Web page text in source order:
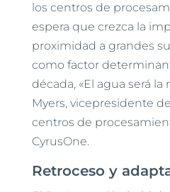
los centros de
espera que crezca la
proximidad a grandes
como factor
década, «El agua será la
Myers, vicepresidente
centros de
CyrusOne.
Retroceso y